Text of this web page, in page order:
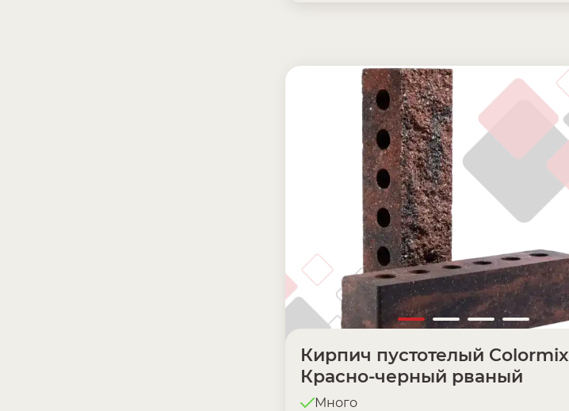
Кирпич пустотелый Colormix
Красно-черный рваный
Много